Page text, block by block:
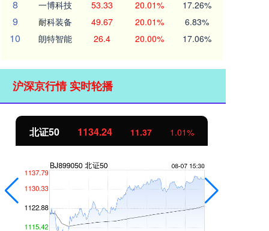
8 一博科技 53.33 20.01% 17.26%
9 耐科装备 49.67 20.01% 6.83%
10 朗特智能 26.4 20.00% 17.06%
沪深京行情 实时轮播
北证50 1134.24 11.37 1.01%